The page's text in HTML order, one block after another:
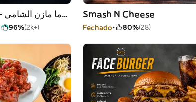
Mazen Chami - شاورما مازن الشامي
96%(2k+)
Smash N Cheese
Fechado 80%(28)